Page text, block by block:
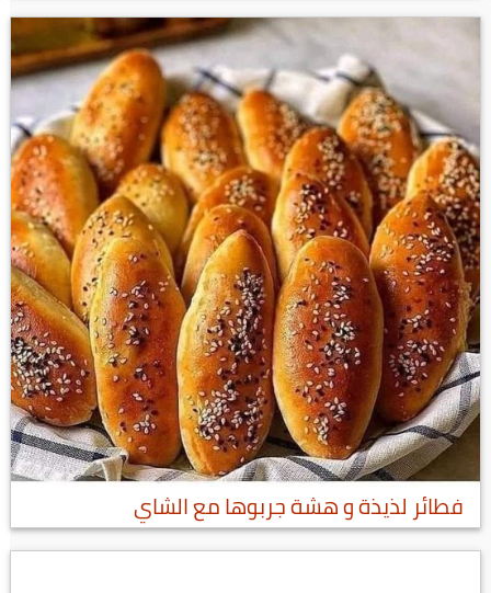
فطائر لذيذة و هشة جربوها مع الشاي